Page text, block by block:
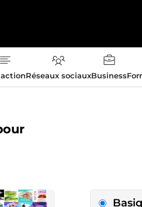
Réseaux sociauxBusiness